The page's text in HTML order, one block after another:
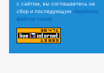
с сайтом, вы соглашаетесь на
сбор и последующую обработку
файлов cookie.